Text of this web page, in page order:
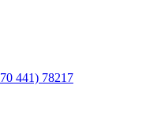
441) 78217